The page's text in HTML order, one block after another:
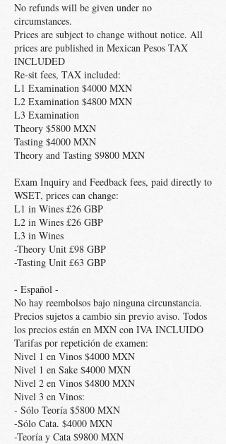
No refunds will be given under no
circumstances.
Prices are subject to change without notice. All
prices are published in Mexican Pesos TAX
INCLUDED
Re-sit fees, TAX included:
L1 Examination $4000 MXN
L2 Examination $4800 MXN
L3 Examination
Theory $5800 MXN
Tasting $4000 MXN
Theory and Tasting $9800 MXN
Exam Inquiry and Feedback fees, paid directly to
WSET, prices can change:
L1 in Wines £26 GBP
L2 in Wines £26 GBP
L3 in Wines
-Theory Unit £98 GBP
-Tasting Unit £63 GBP
- Español -
No hay reembolsos bajo ninguna circunstancia.
Precios sujetos a cambio sin previo aviso. Todos
los precios están en MXN con IVA INCLUIDO
Tarifas por repetición de examen:
Nivel 1 en Vinos $4000 MXN
Nivel 1 en Sake $4000 MXN
Nivel 2 en Vinos $4800 MXN
Nivel 3 en Vinos:
- Sólo Teoría $5800 MXN
-Sólo Cata. $4000 MXN
-Teoría y Cata $9800 MXN